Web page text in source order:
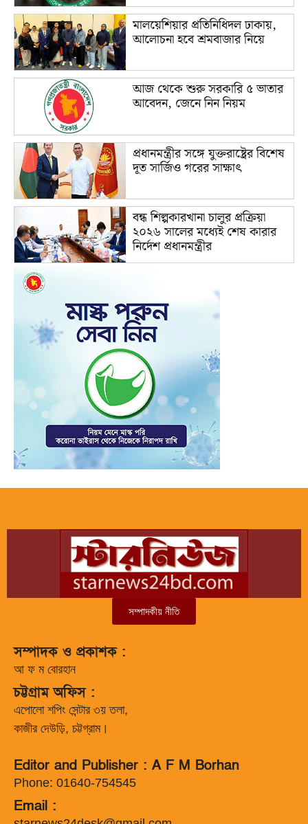
মালয়েশিয়ার প্রতিনিধিদল ঢাকায়,
আলোচনা হবে শ্রমবাজার নিয়ে
আজ থেকে শুরু সরকারি ৫ ভাতার
আবেদন, জেনে নিন নিয়ম
প্রধানমন্ত্রীর সঙ্গে যুক্তরাষ্ট্রের বিশেষ
দূত সার্জিও গরের সাক্ষাৎ
বন্ধ শিল্পকারখানা চালুর প্রক্রিয়া
২০২৬ সালের মধ্যেই শেষ কারার
নির্দেশ প্রধানমন্ত্রীর
সম্পাদকীয় নীতি
সম্পাদক ও প্রকাশক :
আ ফ ম বোরহান
চট্টগ্রাম অফিস :
এপোলো শপিং সেন্টার ৩য় তলা,
কাজীর দেউড়ি, চট্টগ্রাম।
Editor and Publisher : A F M Borhan
Phone: 01640-754545
Email :